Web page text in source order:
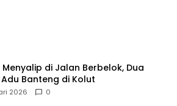
di Jalan Berbelok, Dua
Banteng di Kolut
2026 0